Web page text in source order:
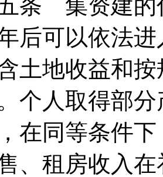
集资建的住
后可以依法
土地收益和
个人取得部
在同等条件
、租房收入